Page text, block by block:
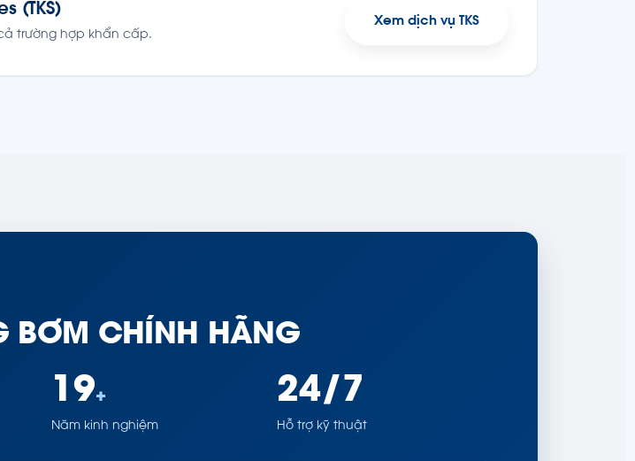
(TKS)
trường hợp khẩn cấp.
Xem dịch vụ TKS
BƠM CHÍNH HÃNG
19+
Năm kinh nghiệm
24/7
Hỗ trợ kỹ thuật